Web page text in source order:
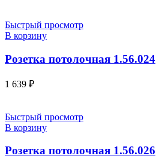
Быстрый просмотр
В корзину
Розетка потолочная 1.56.024
1 639 ₽
Быстрый просмотр
В корзину
Розетка потолочная 1.56.026